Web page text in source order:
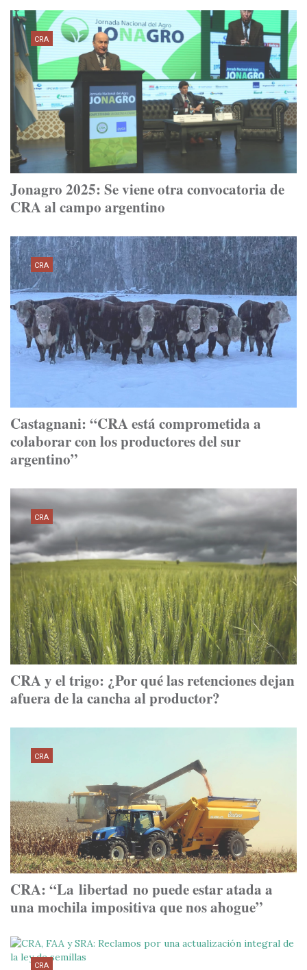
CRA
Jonagro 2025: Se viene otra convocatoria de
CRA al campo argentino
CRA
Castagnani: “CRA está comprometida a
colaborar con los productores del sur
argentino”
CRA
CRA y el trigo: ¿Por qué las retenciones dejan
afuera de la cancha al productor?
CRA
CRA: “La libertad no puede estar atada a
una mochila impositiva que nos ahogue”
CRA